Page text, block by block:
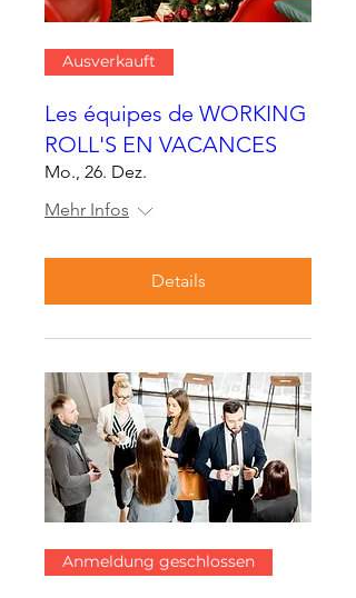
Ausverkauft
Les équipes de WORKING
ROLL'S EN VACANCES
Mo., 26. Dez.
Mehr Infos
Details
Anmeldung geschlossen